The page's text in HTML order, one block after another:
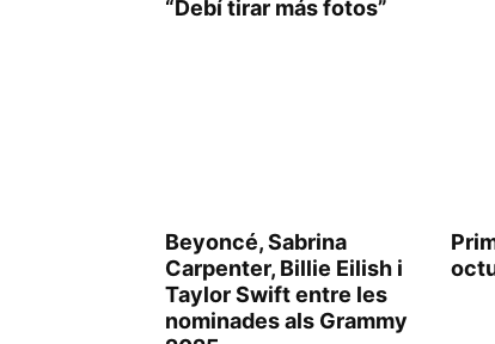
“Debí tirar más fotos”
Beyoncé, Sabrina
Carpenter, Billie Eilish i
Taylor Swift entre les
nominades als Grammy